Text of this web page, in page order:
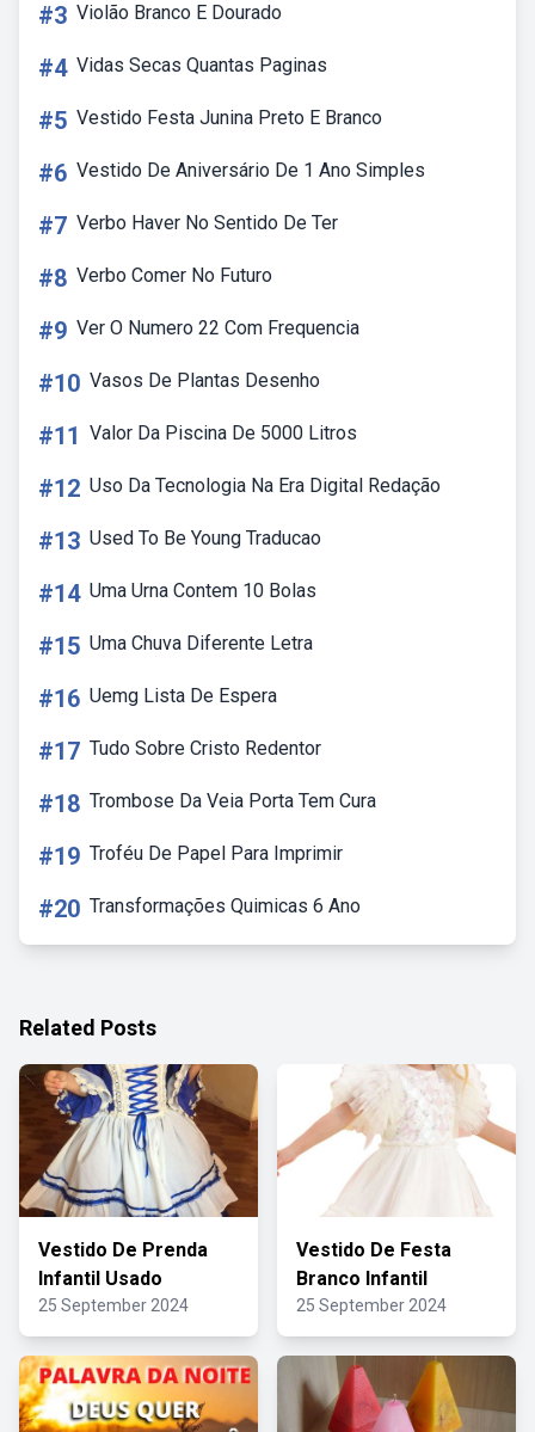
#3 Violão Branco E Dourado
#4 Vidas Secas Quantas Paginas
#5 Vestido Festa Junina Preto E Branco
#6 Vestido De Aniversário De 1 Ano Simples
#7 Verbo Haver No Sentido De Ter
#8 Verbo Comer No Futuro
#9 Ver O Numero 22 Com Frequencia
#10 Vasos De Plantas Desenho
#11 Valor Da Piscina De 5000 Litros
#12 Uso Da Tecnologia Na Era Digital Redação
#13 Used To Be Young Traducao
#14 Uma Urna Contem 10 Bolas
#15 Uma Chuva Diferente Letra
#16 Uemg Lista De Espera
#17 Tudo Sobre Cristo Redentor
#18 Trombose Da Veia Porta Tem Cura
#19 Troféu De Papel Para Imprimir
#20 Transformações Quimicas 6 Ano
Related Posts
Vestido De Prenda
Infantil Usado
25 September 2024
Vestido De Festa
Branco Infantil
25 September 2024